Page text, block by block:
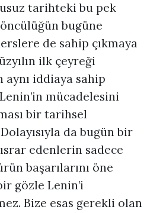
tarihteki bu pek
bugüne
de sahip çıkmaya
ilk çeyreği
aynı iddiaya sahip
mücadelesini
bir tarihsel
da bugün bir
edenlerin sadece
başarılarını öne
gözle Lenin’i
Bize esas gerekli olan